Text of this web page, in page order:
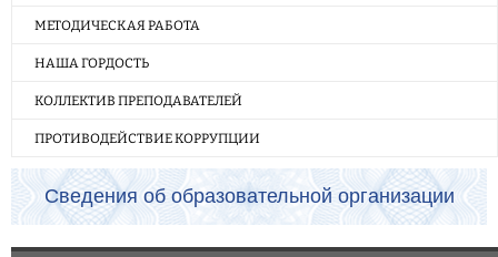
МЕТОДИЧЕСКАЯ РАБОТА
НАША ГОРДОСТЬ
КОЛЛЕКТИВ ПРЕПОДАВАТЕЛЕЙ
ПРОТИВОДЕЙСТВИЕ КОРРУПЦИИ
Сведения об образовательной организации